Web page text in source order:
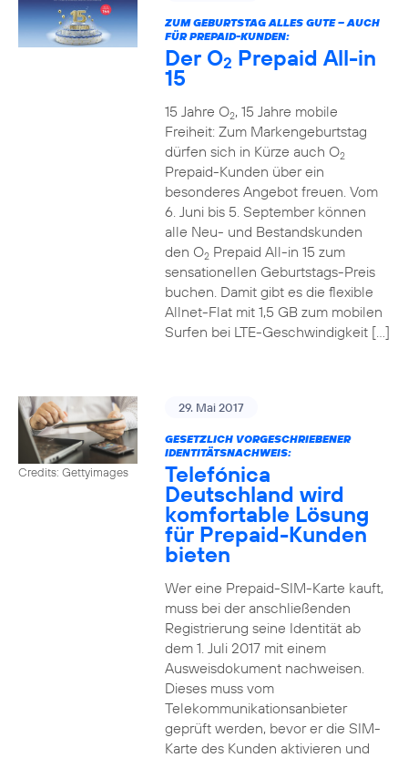
ZUM GEBURTSTAG ALLES GUTE – AUCH
FÜR PREPAID-KUNDEN:
Der O2 Prepaid All-in
15
15 Jahre O2, 15 Jahre mobile
Freiheit: Zum Markengeburtstag
dürfen sich in Kürze auch O2
Prepaid-Kunden über ein
besonderes Angebot freuen. Vom
6. Juni bis 5. September können
alle Neu- und Bestandskunden
den O2Prepaid All-in 15 zum
sensationellen Geburtstags-Preis
buchen. Damit gibt es die flexible
Allnet-Flat mit 1,5 GB zum mobilen
Surfen bei LTE-Geschwindigkeit […]
Credits: Gettyimages
29. Mai 2017
GESETZLICH VORGESCHRIEBENER
IDENTITÄTSNACHWEIS:
Telefónica
Deutschland wird
komfortable Lösung
für Prepaid-Kunden
bieten
Wer eine Prepaid-SIM-Karte kauft,
muss bei der anschließenden
Registrierung seine Identität ab
dem 1. Juli 2017 mit einem
Ausweisdokument nachweisen.
Dieses muss vom
Telekommunikationsanbieter
geprüft werden, bevor er die SIM-
Karte des Kunden aktivieren und